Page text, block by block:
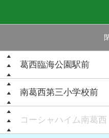
葛西臨海公園駅前
南葛西第三小学校前
コーシャハイム南葛西